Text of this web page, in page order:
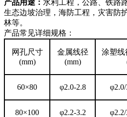
产品用途： 水利工程，公路、铁路
生态边坡治理，海防工程，灾害防
林等。
产品常见详细规格：
网孔尺寸
(mm)
金属线径
(mm)
涂塑线
60×80 φ2.0-2.8
80×100 φ2.2-3.2